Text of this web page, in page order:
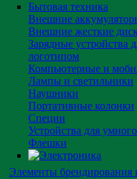
Бытовая техника
Внешние
Внешние жесткие
Зарядные устройства
логотипом
Компьютерные и
Лампы и светильники
Наушники
Портативные колонки
Специи
Устройства для
Флешки
Элементы брендирования